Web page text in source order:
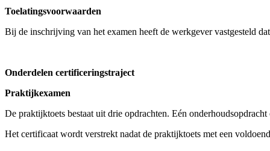
Toelatingsvoorwaarden
Bij de inschrijving van het examen heeft de werkgever vastgesteld
Onderdelen certificeringstraject
Praktijkexamen
De praktijktoets bestaat uit drie opdrachten. Eén
Het certificaat wordt verstrekt nadat de praktijktoets met een